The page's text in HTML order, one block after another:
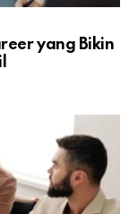
yang Bikin